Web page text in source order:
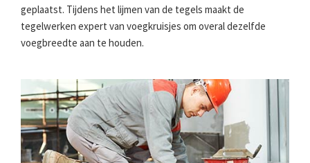
geplaatst. Tijdens het lijmen van de tegels maakt de
tegelwerken expert van voegkruisjes om overal dezelfde
voegbreedte aan te houden.